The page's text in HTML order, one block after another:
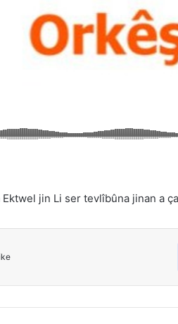
Ektwel jin Li ser tevlîbûna jinan a